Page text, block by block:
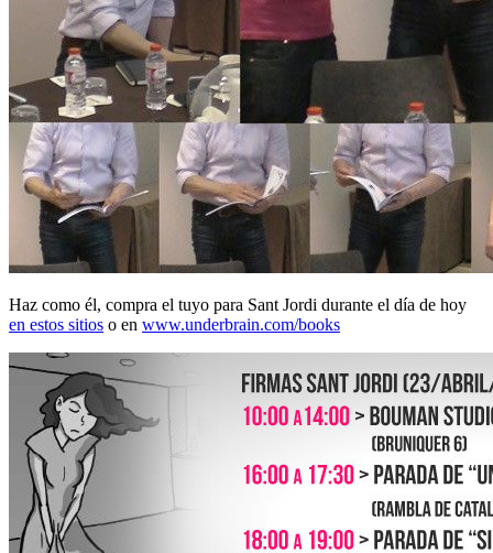
Haz como él, compra el tuyo para Sant Jordi durante el día de hoy
en estos sitios o en www.underbrain.com/books